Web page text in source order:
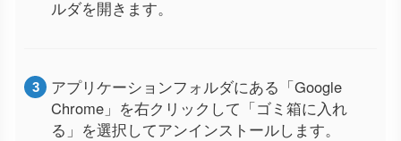
ルダを開きます。
アプリケーションフォルダにある「Google
Chrome」を右クリックして「ゴミ箱に入れ
る」を選択してアンインストールします。